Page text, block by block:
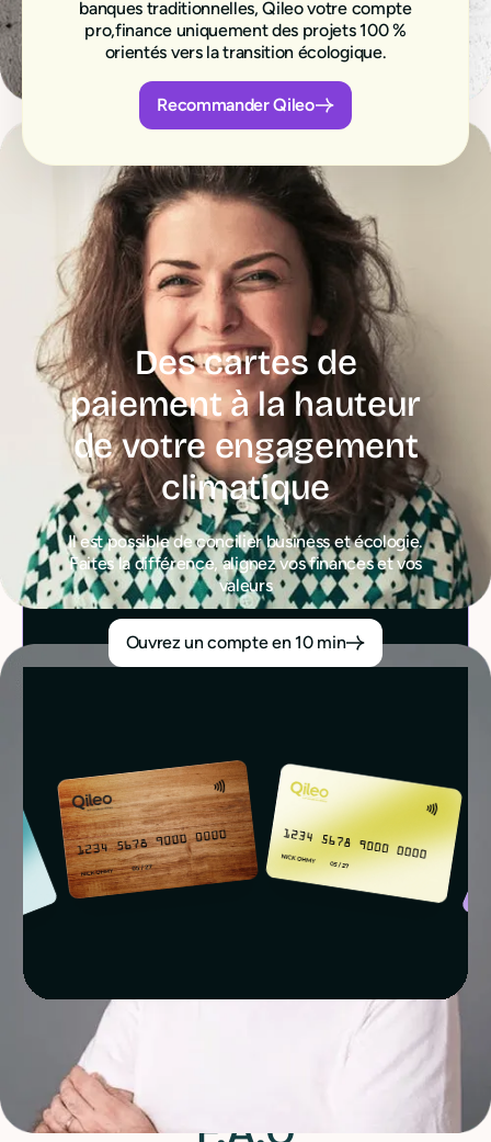
banques traditionnelles, Qileo votre compte
pro,finance uniquement des projets 100 %
orientés vers la transition écologique.
Recommander Qileo
Des cartes de
paiement à la hauteur
de votre engagement
climatique
Il est possible de concilier business et écologie.
Faites la différence, alignez vos finances et vos
valeurs
Ouvrez un compte en 10 min
F.A.Q